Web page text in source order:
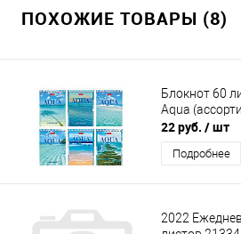
ПОХОЖИЕ ТОВАРЫ (8)
Блокнот 60
Aqua
22 руб. / шт
Подробнее
2022